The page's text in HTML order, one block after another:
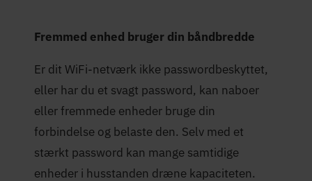
Fremmed enhed bruger din båndbredde
Er dit WiFi-netværk ikke passwordbeskyttet,
eller har du et svagt password, kan naboer
eller fremmede enheder bruge din
forbindelse og belaste den. Selv med et
stærkt password kan mange samtidige
enheder i husstanden dræne kapaciteten.